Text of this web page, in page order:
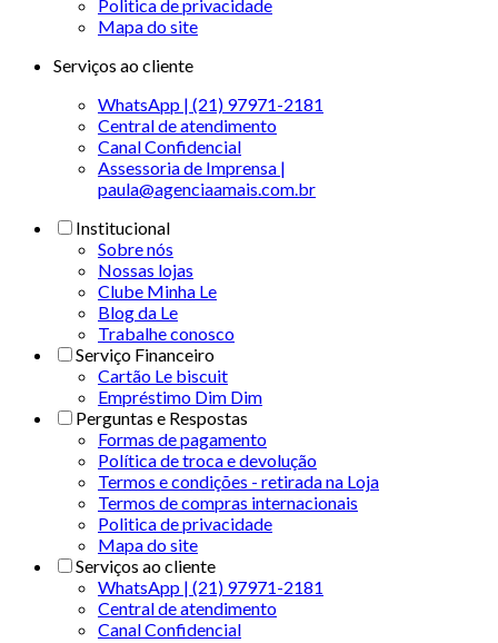
Politica de privacidade
Mapa do site
Serviços ao cliente
WhatsApp | (21) 97971-2181
Central de atendimento
Canal Confidencial
Assessoria de Imprensa |
paula@agenciaamais.com.br
Institucional
Sobre nós
Nossas lojas
Clube Minha Le
Blog da Le
Trabalhe conosco
Serviço Financeiro
Cartão Le biscuit
Empréstimo Dim Dim
Perguntas e Respostas
Formas de pagamento
Política de troca e devolução
Termos e condições - retirada na Loja
Termos de compras internacionais
Politica de privacidade
Mapa do site
Serviços ao cliente
WhatsApp | (21) 97971-2181
Central de atendimento
Canal Confidencial